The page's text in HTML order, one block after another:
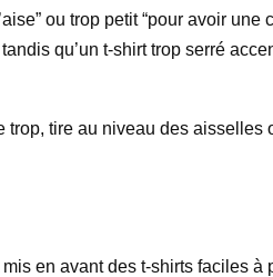
ou trop petit “pour avoir une
qu’un t-shirt trop serré
tire au niveau des aisselles
mis en avant des t-shirts faciles à